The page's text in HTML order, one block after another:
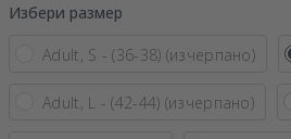
Избери размер
Adult, S - (36-38) (изчерпано)
Adult, L - (42-44) (изчерпано)